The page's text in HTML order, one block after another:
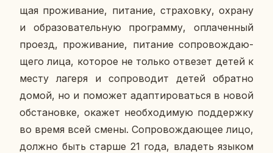
щая про­жи­ва­ние, пи­та­ние, стра­хов­ку, охрану
и об­ра­зо­ва­тель­ную про­грам­му, опла­чен­ный
проезд, про­жи­ва­ние, пи­та­ние со­про­вож­да­ю­
ще­го лица, ко­то­рое не только от­ве­зет детей к
месту лагеря и со­про­во­дит детей об­рат­но
домой, но и по­мо­жет адап­ти­ро­вать­ся в новой
об­ста­нов­ке, окажет необ­хо­ди­мую под­держ­ку
во время всей смены. Со­про­вож­да­ю­щее лицо,
должно быть старше 21 года, вла­деть языком